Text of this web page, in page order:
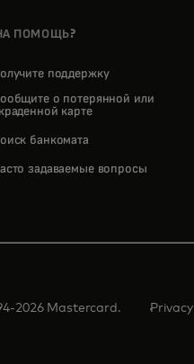
ПОМОЩЬ?
поддержку
о потерянной или
карте
банкомата
задаваемые вопросы
2026 Mastercard. Privacy